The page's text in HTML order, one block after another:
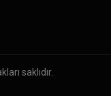
saklıdır.